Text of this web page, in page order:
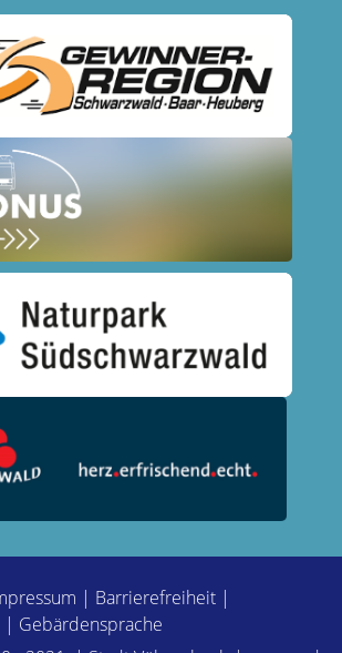
| Barrierefreiheit |
| Gebärdensprache